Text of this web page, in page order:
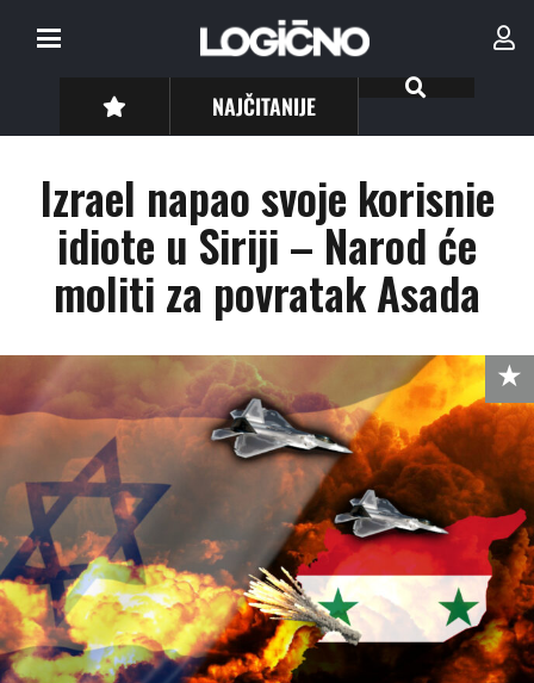
NAJČITANIJE
Izrael napao svoje korisnie
idiote u Siriji – Narod će
moliti za povratak Asada